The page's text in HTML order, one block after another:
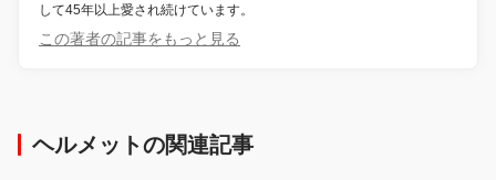
して45年以上愛され続けています。
この著者の記事をもっと見る
ヘルメットの関連記事